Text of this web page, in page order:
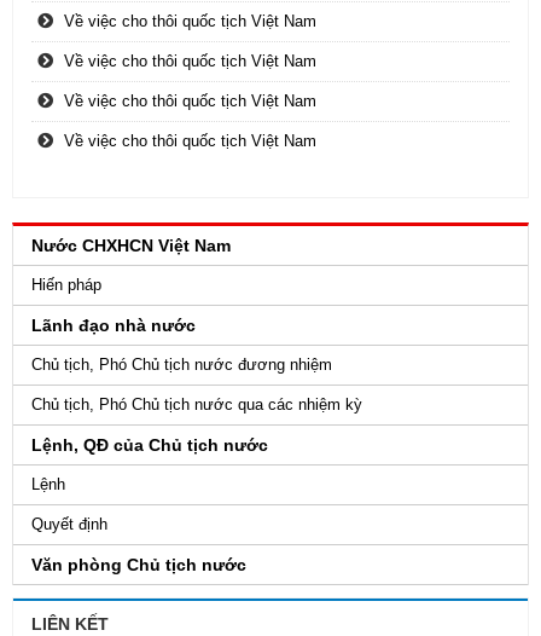
Về việc cho thôi quốc tịch Việt Nam
Về việc cho thôi quốc tịch Việt Nam
Về việc cho thôi quốc tịch Việt Nam
Về việc cho thôi quốc tịch Việt Nam
Nước CHXHCN Việt Nam
Hiến pháp
Lãnh đạo nhà nước
Chủ tịch, Phó Chủ tịch nước đương nhiệm
Chủ tịch, Phó Chủ tịch nước qua các nhiệm kỳ
Lệnh, QĐ của Chủ tịch nước
Lệnh
Quyết định
Văn phòng Chủ tịch nước
LIÊN KẾT